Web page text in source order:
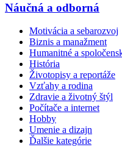
Náučná a odborná
Motivácia a sebarozvoj
Biznis a manažment
Humanitné a
História
Životopisy a reportáže
Vzťahy a rodina
Zdravie a životný štýl
Počítače a internet
Hobby
Umenie a dizajn
Ďalšie kategórie